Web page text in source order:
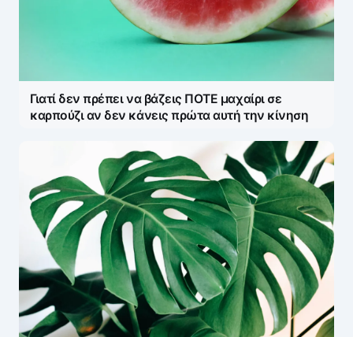
Γιατί δεν πρέπει να βάζεις ΠΟΤΕ μαχαίρι σε
καρπούζι αν δεν κάνεις πρώτα αυτή την κίνηση